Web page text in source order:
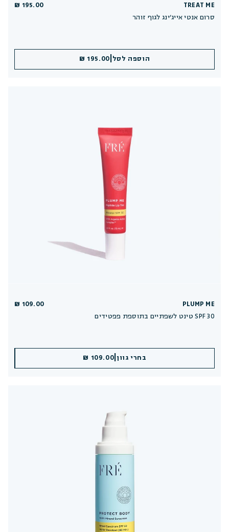
TREAT ME
סרום אנטי אייג׳ינג לגוף זוהר
195.00 ₪
הוספה לסל 195.00 ₪
PLUMP ME
טינט לשפתיים בתוספת פפטידים SPF 30
109.00 ₪
בחרי גוון 109.00 ₪הוספה לסל|
109.00 ₪